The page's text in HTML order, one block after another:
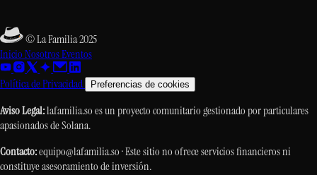
© La Familia 2025
InicioNosotrosEventos
Política de Privacidad
Preferencias de cookies
Aviso Legal:lafamilia.so es un proyecto comunitario gestionado por particulares
apasionados de Solana.
Contacto:equipo@lafamilia.so · Este sitio no ofrece servicios financieros ni
constituye asesoramiento de inversión.